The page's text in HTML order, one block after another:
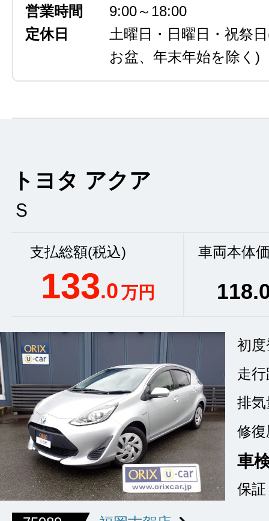
営業時間
9:00～18:00
定休日
土曜日・日曜日・祝祭日
お盆、年末年始を除く)
トヨタ アクア
Ｓ
支払総額(税込)
133.0万円
車両本体
118
初
走
排気
修復
車
保証